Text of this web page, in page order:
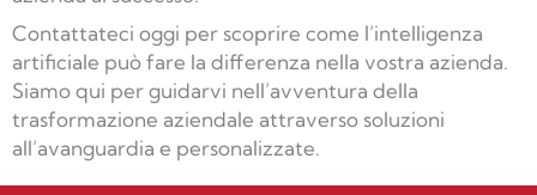
Contattateci oggi per scoprire come l’intelligenza
artificiale può fare la differenza nella vostra azienda.
Siamo qui per guidarvi nell’avventura della
trasformazione aziendale attraverso soluzioni
all’avanguardia e personalizzate.